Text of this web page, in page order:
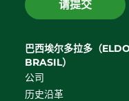
请提交
巴西埃尔多拉多（
BRASIL）
公司
历史沿革